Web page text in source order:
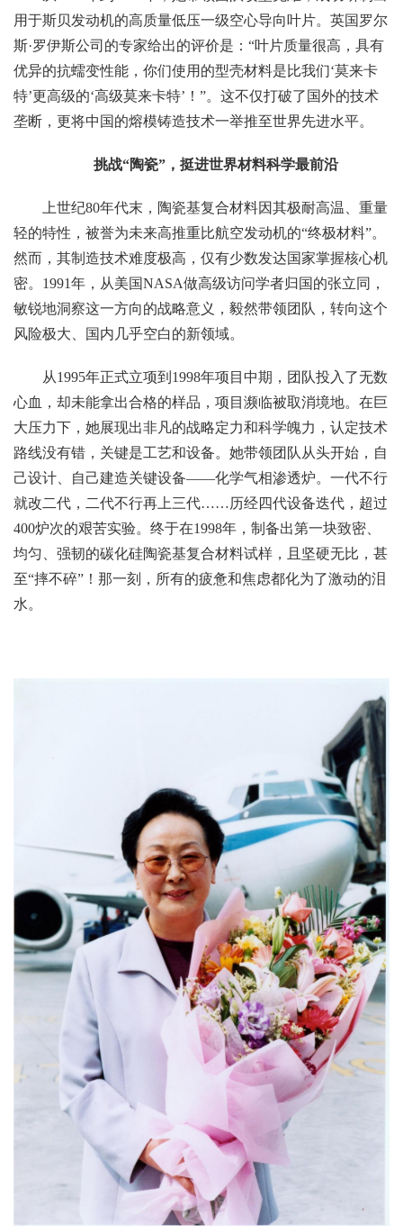
用于斯贝发动机的高质量低压一级空心导向叶片。英国罗尔
斯·罗伊斯公司的专家给出的评价是：“叶片质量很高，具有
优异的抗蠕变性能，你们使用的型壳材料是比我们‘莫来卡
特’更高级的‘高级莫来卡特’！”。这不仅打破了国外的技术
垄断，更将中国的熔模铸造技术一举推至世界先进水平。
挑战“陶瓷”，挺进世界材料科学最前沿
上世纪80年代末，陶瓷基复合材料因其极耐高温、重量
轻的特性，被誉为未来高推重比航空发动机的“终极材料”。
然而，其制造技术难度极高，仅有少数发达国家掌握核心机
密。1991年，从美国NASA做高级访问学者归国的张立同，
敏锐地洞察这一方向的战略意义，毅然带领团队，转向这个
风险极大、国内几乎空白的新领域。
从1995年正式立项到1998年项目中期，团队投入了无数
心血，却未能拿出合格的样品，项目濒临被取消境地。在巨
大压力下，她展现出非凡的战略定力和科学魄力，认定技术
路线没有错，关键是工艺和设备。她带领团队从头开始，自
己设计、自己建造关键设备——化学气相渗透炉。一代不行
就改二代，二代不行再上三代……历经四代设备迭代，超过
400炉次的艰苦实验。终于在1998年，制备出第一块致密、
均匀、强韧的碳化硅陶瓷基复合材料试样，且坚硬无比，甚
至“摔不碎”！那一刻，所有的疲惫和焦虑都化为了激动的泪
水。